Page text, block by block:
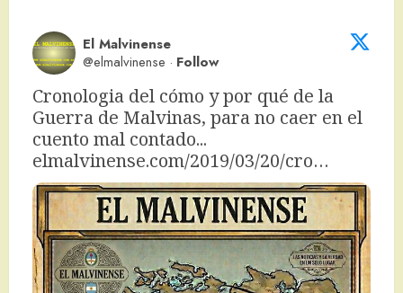
El Malvinense
@elmalvinense · Follow
Cronologia del cómo y por qué de la
Guerra de Malvinas, para no caer en el
elmalvinense.com/2019/03/20/cro…